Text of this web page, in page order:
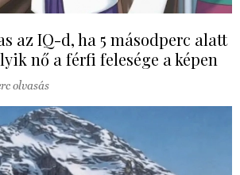
az IQ-d, ha 5 másodperc alatt
nő a férfi felesége a képen
olvasás